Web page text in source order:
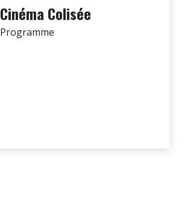
Cinéma Colisée
Programme